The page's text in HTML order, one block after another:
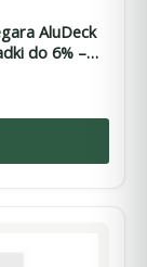
AluDeck
do 6% –